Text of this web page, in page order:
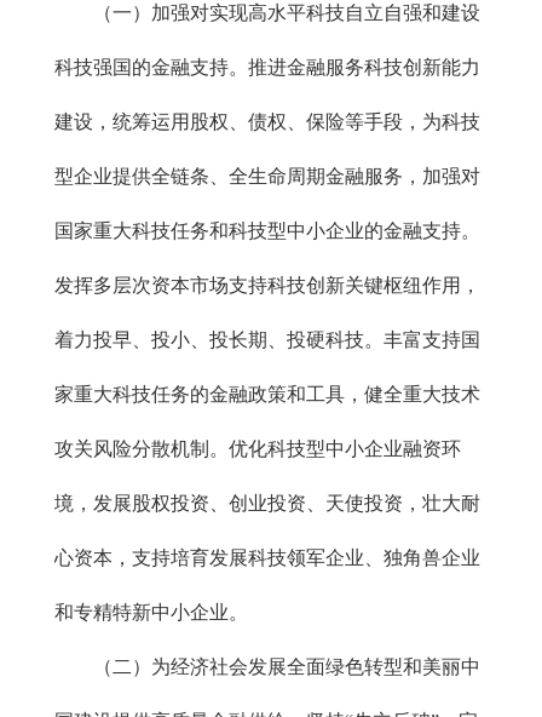
（一）加强对实现高水平科技自立自强和建设
科技强国的金融支持。推进金融服务科技创新能力
建设，统筹运用股权、债权、保险等手段，为科技
型企业提供全链条、全生命周期金融服务，加强对
国家重大科技任务和科技型中小企业的金融支持。
发挥多层次资本市场支持科技创新关键枢纽作用，
着力投早、投小、投长期、投硬科技。丰富支持国
家重大科技任务的金融政策和工具，健全重大技术
攻关风险分散机制。优化科技型中小企业融资环
境，发展股权投资、创业投资、天使投资，壮大耐
心资本，支持培育发展科技领军企业、独角兽企业
和专精特新中小企业。
（二）为经济社会发展全面绿色转型和美丽中